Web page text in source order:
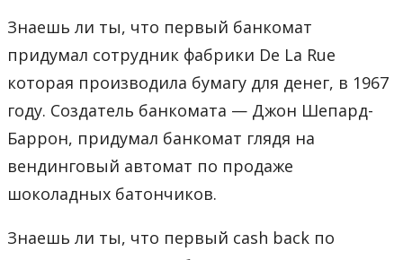
Знаешь ли ты, что первый банкомат
придумал сотрудник фабрики De La Rue
которая производила бумагу для денег, в 1967
году. Создатель банкомата — Джон Шепард-
Баррон, придумал банкомат глядя на
вендинговый автомат по продаже
шоколадных батончиков.
Знаешь ли ты, что первый cash back по